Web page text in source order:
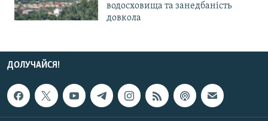
водосховища та занедбаність
довкола
ДОЛУЧАЙСЯ!